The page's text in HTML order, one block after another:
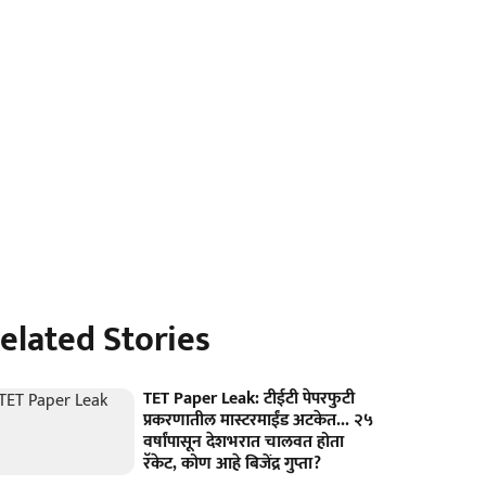
Stories
TET Paper Leak: टीईटी पेपरफुटी
प्रकरणातील मास्टरमाईंड अटकेत... २५
वर्षांपासून देशभरात चालवत होता
रॅकेट, कोण आहे बिजेंद्र गुप्ता?